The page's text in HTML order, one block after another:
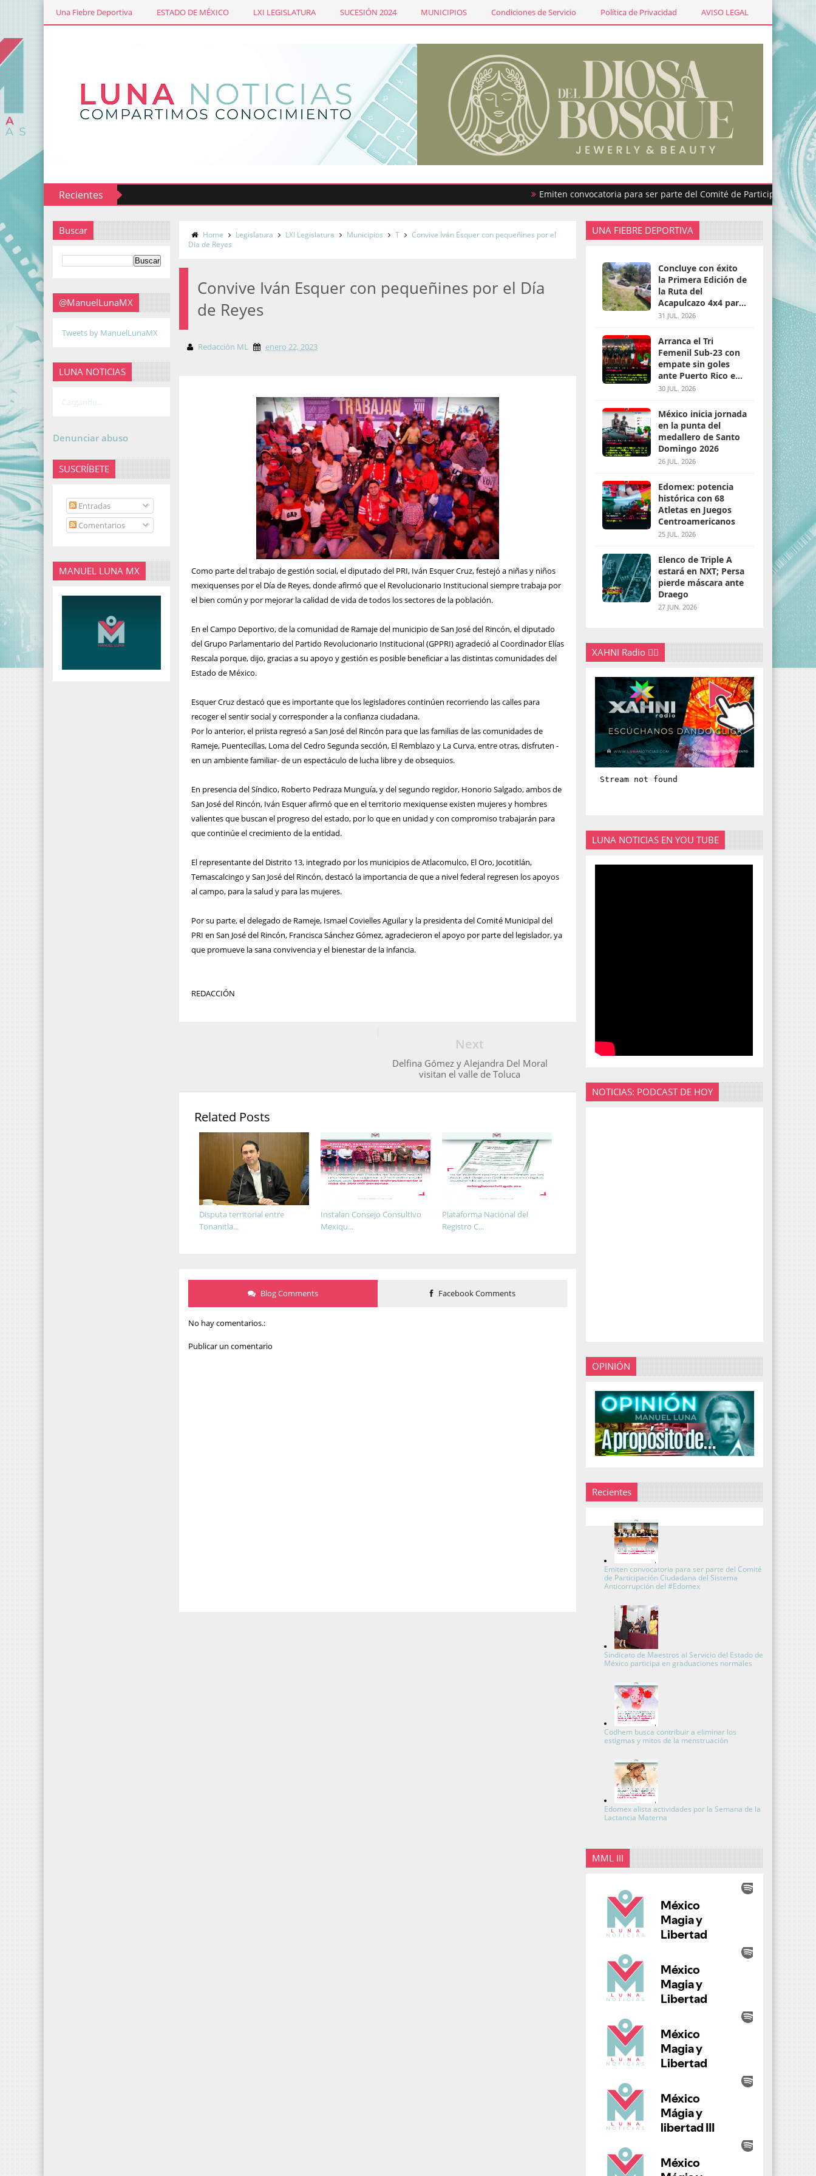
Una Fiebre Deportiva ESTADO DE MÉXICO LXI LEGISLATURA SUCESIÓN 2024 MUNICIPIOS Condiciones de Servicio Política de Privacidad AVISO LEGAL
Recientes Emiten convocatoria para ser parte del Comité de Participación
Buscar
@ManuelLunaMX
Tweets by ManuelLunaMX
LUNA NOTICIAS
Cargando...
Denunciar abuso
SUSCRÍBETE
Entradas
Comentarios
MANUEL LUNA MX
Home Legislatura LXI Legislatura Municipios T
Convive Iván Esquer con pequeñines por el
Día de Reyes
Convive Iván Esquer con pequeñines por el Día
de Reyes
Redacción ML enero 22, 2023
Como parte del trabajo de gestión social, el diputado del PRI, Iván Esquer Cruz, festejó a niñas y niños
mexiquenses por el Día de Reyes, donde afirmó que el Revolucionario Institucional siempre trabaja por
el bien común y por mejorar la calidad de vida de todos los sectores de la población.
En el Campo Deportivo, de la comunidad de Ramaje del municipio de San José del Rincón, el diputado
del Grupo Parlamentario del Partido Revolucionario Institucional (GPPRI) agradeció al Coordinador Elías
Rescala porque, dijo, gracias a su apoyo y gestión es posible beneficiar a las distintas comunidades del
Estado de México.
Esquer Cruz destacó que es importante que los legisladores continúen recorriendo las calles para
recoger el sentir social y corresponder a la confianza ciudadana.
Por lo anterior, el priista regresó a San José del Rincón para que las familias de las comunidades de
Rameje, Puentecillas, Loma del Cedro Segunda sección, El Remblazo y La Curva, entre otras, disfruten -
en un ambiente familiar- de un espectáculo de lucha libre y de obsequios.
En presencia del Síndico, Roberto Pedraza Munguía, y del segundo regidor, Honorio Salgado, ambos de
San José del Rincón, Iván Esquer afirmó que en el territorio mexiquense existen mujeres y hombres
valientes que buscan el progreso del estado, por lo que en unidad y con compromiso trabajarán para
que continúe el crecimiento de la entidad.
El representante del Distrito 13, integrado por los municipios de Atlacomulco, El Oro, Jocotitlán,
Temascalcingo y San José del Rincón, destacó la importancia de que a nivel federal regresen los apoyos
al campo, para la salud y para las mujeres.
Por su parte, el delegado de Rameje, Ismael Covielles Aguilar y la presidenta del Comité Municipal del
PRI en San José del Rincón, Francisca Sánchez Gómez, agradecieron el apoyo por parte del legislador, ya
que promueve la sana convivencia y el bienestar de la infancia.
REDACCIÓN
Next
Delfina Gómez y Alejandra Del Moral
visitan el valle de Toluca
Related Posts
Plataforma Nacional del
Registro C...
Instalan Consejo Consultivo
Mexiqu...
Disputa territorial entre
Tonanitla...
Blog Comments Facebook Comments
No hay comentarios.:
Publicar un comentario
UNA FIEBRE DEPORTIVA
Concluye con éxito
la Primera Edición de
la Ruta del
Acapulcazo 4x4 para
parejas
31 JUL. 2026
Arranca el Tri
Femenil Sub-23 con
empate sin goles
ante Puerto Rico en
Santo Domingo 2026
30 JUL. 2026
México inicia jornada
en la punta del
medallero de Santo
Domingo 2026
26 JUL. 2026
Edomex: potencia
histórica con 68
Atletas en Juegos
Centroamericanos
25 JUL. 2026
Elenco de Triple A
estará en NXT; Persa
pierde máscara ante
Draego
27 JUN. 2026
XAHNI Radio 👇🏽
LUNA NOTICIAS EN YOU TUBE
NOTICIAS: PODCAST DE HOY
OPINIÓN
Recientes
Emiten convocatoria para ser parte del Comité
de Participación Ciudadana del Sistema
Anticorrupción del #Edomex
Sindicato de Maestros al Servicio del Estado de
México participa en graduaciones normales
Codhem busca contribuir a eliminar los
estigmas y mitos de la menstruación
Edomex alista actividades por la Semana de la
Lactancia Materna
MML III